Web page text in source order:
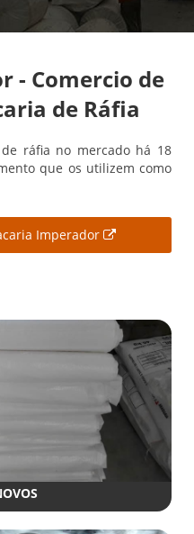
- Comercio de
de Ráfia
ráfia no mercado há 18
que os utilizem como
Imperador